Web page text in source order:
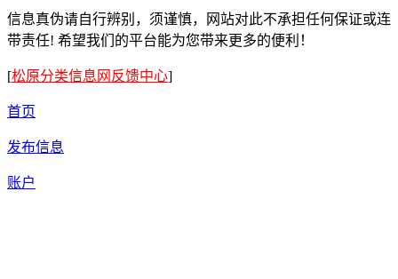
信息真伪请自行辨别，须谨慎，网站对此不承担任何保证或连
带责任! 希望我们的平台能为您带来更多的便利！
[松原分类信息网反馈中心]
首页
发布信息
账户